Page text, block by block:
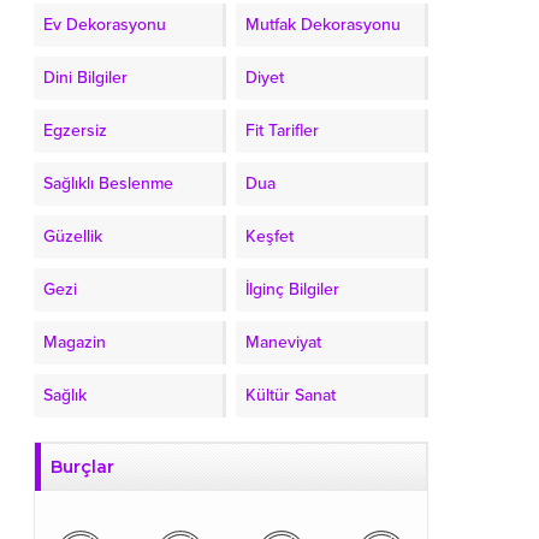
Ev Dekorasyonu Mutfak Dekorasyonu
Dini Bilgiler Diyet
Egzersiz Fit Tarifler
Sağlıklı Beslenme Dua
Güzellik Keşfet
Gezi İlginç Bilgiler
Magazin Maneviyat
Sağlık Kültür Sanat
Burçlar